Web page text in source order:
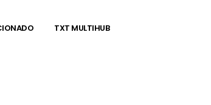
TXT MULTIHUB